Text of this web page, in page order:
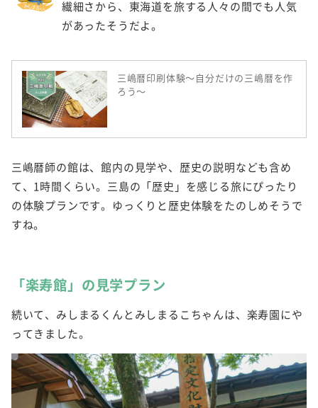
繊細さから、東海道を旅する人々の間でも人気
があったそうだよ。
三嶋暦印刷体験～自分だけの三嶋暦を作
ろう～
三嶋暦師の館は、館内の見学や、歴史の説明なども含め
て、1時間くらい。三島の「歴史」を感じる旅にぴったり
の体験プランです。ゆっくりと歴史体験をたのしめそうで
すね。
「楽寿館」の見学プラン
続いて、みしまるくんとみしまるこちゃんは、楽寿園にや
ってきました。